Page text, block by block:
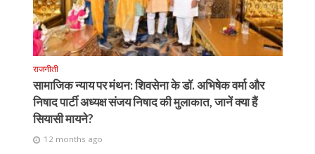
राजनीती
सामाजिक न्याय पर मंथन: शिवसेना के डॉ. अभिषेक वर्मा और
निषाद पार्टी अध्यक्ष संजय निषाद की मुलाकात, जानें क्या हैं
सियासी मायने?
12 months ago